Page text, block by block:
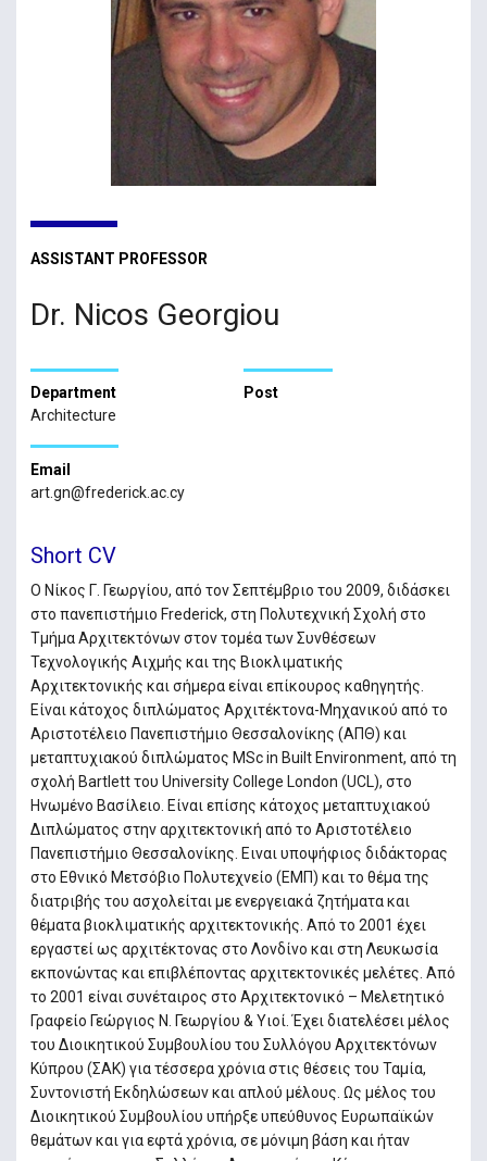
ASSISTANT PROFESSOR
Dr. Nicos Georgiou
Department
Architecture
Post
Email
art.gn@frederick.ac.cy
Short CV
Ο Νίκος Γ. Γεωργίου, από τον Σεπτέμβριο του 2009, διδάσκει
στο πανεπιστήμιο Frederick, στη Πολυτεχνική Σχολή στο
Τμήμα Αρχιτεκτόνων στον τομέα των Συνθέσεων
Τεχνολογικής Αιχμής και της Βιοκλιματικής
Αρχιτεκτονικής και σήμερα είναι επίκουρος καθηγητής.
Είναι κάτοχος διπλώματος Αρχιτέκτονα-Μηχανικού από το
Αριστοτέλειο Πανεπιστήμιο Θεσσαλονίκης (ΑΠΘ) και
μεταπτυχιακού διπλώματος MSc in Built Environment, από τη
σχολή Bartlett του University College London (UCL), στο
Ηνωμένο Βασίλειο. Είναι επίσης κάτοχος μεταπτυχιακού
Διπλώματος στην αρχιτεκτονική από το Αριστοτέλειο
Πανεπιστήμιο Θεσσαλονίκης. Ειναι υποψήφιος διδάκτορας
στο Εθνικό Μετσόβιο Πολυτεχνείο (ΕΜΠ) και το θέμα της
διατριβής του ασχολείται με ενεργειακά ζητήματα και
θέματα βιοκλιματικής αρχιτεκτονικής. Από το 2001 έχει
εργαστεί ως αρχιτέκτονας στο Λονδίνο και στη Λευκωσία
εκπονώντας και επιβλέποντας αρχιτεκτονικές μελέτες. Από
το 2001 είναι συνέταιρος στο Αρχιτεκτονικό – Μελετητικό
Γραφείο Γεώργιος Ν. Γεωργίου & Υιοί. Έχει διατελέσει μέλος
του Διοικητικού Συμβουλίου του Συλλόγου Αρχιτεκτόνων
Κύπρου (ΣΑΚ) για τέσσερα χρόνια στις θέσεις του Ταμία,
Συντονιστή Εκδηλώσεων και απλού μέλους. Ως μέλος του
Διοικητικού Συμβουλίου υπήρξε υπεύθυνος Ευρωπαϊκών
θεμάτων και για εφτά χρόνια, σε μόνιμη βάση και ήταν